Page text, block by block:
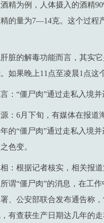
酒精为例，人体摄入的酒精
的量为7—14克。这个过程
脏的解毒功能而言，其实
如果晚上11点至凌晨1点这
：“僵尸肉”通过走私入境
：6月下旬，有媒体在报道
的“僵尸肉”通过走私入境
色变。
：根据记者核实，相关报
谓“僵尸肉”的消息，在工
、公安部联合发布通告称
有查获生产日期达几年的